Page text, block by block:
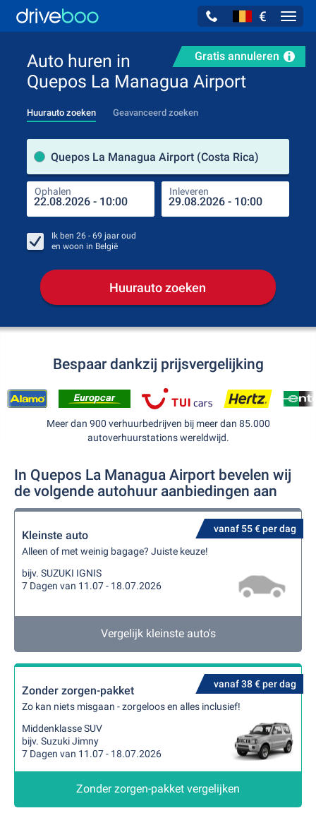
€
Gratis annuleren
Auto huren in
Quepos La Managua Airport
Huurauto zoeken Geavanceerd zoeken
Quepos La Managua Airport (Costa Rica)
Ophalen Inleveren
Ik ben 26 - 69 jaar oud
en woon in België
Huurauto zoeken
Bespaar dankzij prijsvergelijking
Meer dan 900 verhuurbedrijven bij meer dan 85.000
autoverhuurstations wereldwijd.
In Quepos La Managua Airport bevelen wij
de volgende autohuur aanbiedingen aan
vanaf 55 € per dag
Kleinste auto
Alleen of met weinig bagage? Juiste keuze!
bijv. SUZUKI IGNIS
7 Dagen van 11.07 - 18.07.2026
Vergelijk kleinste auto's
vanaf 38 € per dag
Zonder zorgen-pakket
Zo kan niets misgaan - zorgeloos en alles inclusief!
Middenklasse SUV
bijv. Suzuki Jimny
7 Dagen van 11.07 - 18.07.2026
Zonder zorgen-pakket vergelijken